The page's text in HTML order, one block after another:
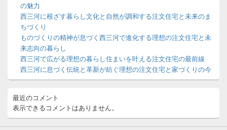
の魅力
西三河に根ざす暮らし文化と自然が調和する注文住宅と未来のま
ちづくり
ものづくりの精神が息づく西三河で進化する理想の注文住宅と未
来志向の暮らし
西三河で広がる理想の暮らし住まいを叶える注文住宅の最前線
西三河に息づく伝統と革新が紡ぐ理想の注文住宅と家づくりの今
最近のコメント
表示できるコメントはありません。